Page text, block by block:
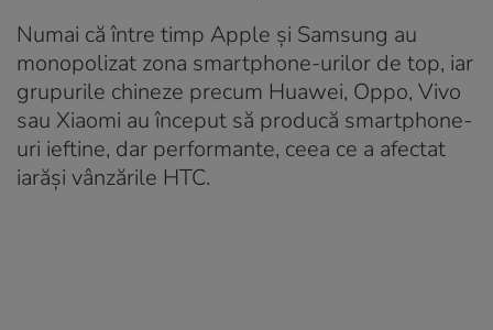
Numai că între timp Apple și Samsung au
monopolizat zona smartphone-urilor de top, iar
grupurile chineze precum Huawei, Oppo, Vivo
sau Xiaomi au început să producă smartphone-
uri ieftine, dar performante, ceea ce a afectat
iarăși vânzările HTC.